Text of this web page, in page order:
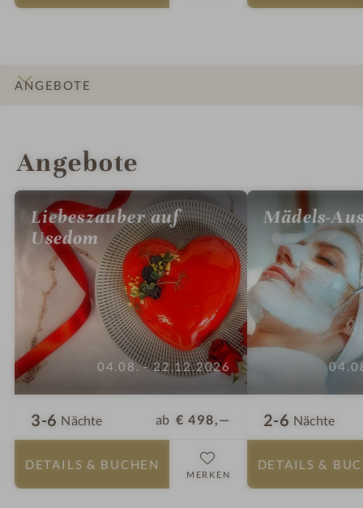
ANGEBOTE
Angebote
Liebeszauber auf
Usedom
04.08. - 22.12.2026
3-6 Nächte ab € 498,—
DETAILS & BUCHEN
MERKEN
Mädels-
2-6 Nächte
DETAILS &